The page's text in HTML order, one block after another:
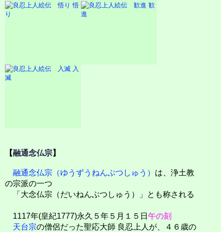
悟
り
歓
進
入
滅
【融通念仏宗】
融通念仏宗（ゆうずうねんぶつしゅう） は、浄土教
の宗派の一つ
「大念仏宗（だいねんぶつしゅう）」とも称される
1117年(皇紀1777)永久５年５月１５日 午の刻
天台宗の僧侶だった聖応大師 良忍上人が、４６歳の